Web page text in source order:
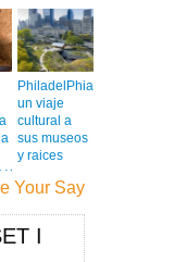
y
PhiladelPhia,
un viaje
cultural a
sus museos
y raices
Your Say
I